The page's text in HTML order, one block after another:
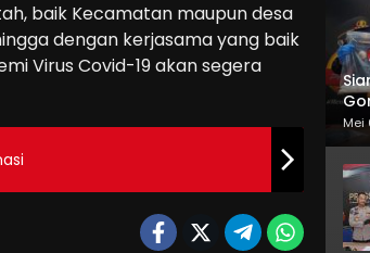
baik Kecamatan maupun desa
dengan kerjasama yang baik
Virus Covid-19 akan segera
Mei